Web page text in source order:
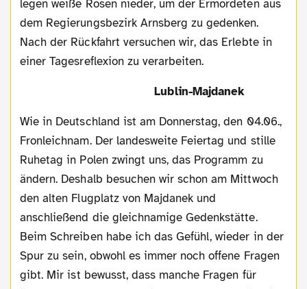
legen weiße Rosen nieder, um der Ermordeten aus
dem Regierungsbezirk Arnsberg zu gedenken.
Nach der Rückfahrt versuchen wir, das Erlebte in
einer Tagesreflexion zu verarbeiten.
Lublin-Majdanek
Wie in Deutschland ist am Donnerstag, den 04.06.,
Fronleichnam. Der landesweite Feiertag und stille
Ruhetag in Polen zwingt uns, das Programm zu
ändern. Deshalb besuchen wir schon am Mittwoch
den alten Flugplatz von Majdanek und
anschließend die gleichnamige Gedenkstätte.
Beim Schreiben habe ich das Gefühl, wieder in der
Spur zu sein, obwohl es immer noch offene Fragen
gibt. Mir ist bewusst, dass manche Fragen für